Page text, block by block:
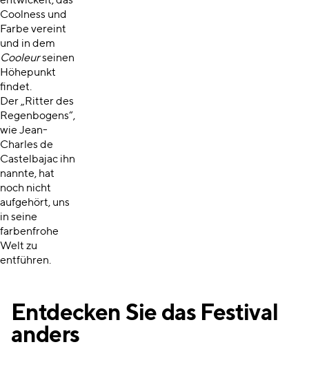
Coolness und
Farbe vereint
und in dem
Cooleurseinen
Höhepunkt
findet.
Der „Ritter des
Regenbogens“,
wie Jean-
Charles de
Castelbajac ihn
nannte, hat
noch nicht
aufgehört, uns
in seine
farbenfrohe
Welt zu
entführen.
Entdecken Sie das Festival
anders